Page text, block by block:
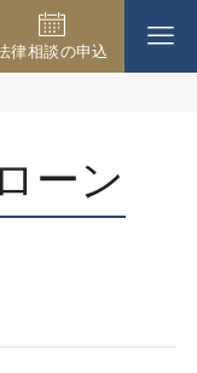
律相談の申込
ーン